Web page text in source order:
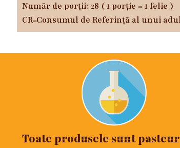
Număr de porții: 28 ( 1 porție = 1 felie )
CR=Consumul de Referință al unui
Toate produsele sunt